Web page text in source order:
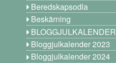
Beredskapsodla
Beskärning
BLOGGJULKALENDER
Bloggjulkalender 2023
Bloggjulkalender 2024